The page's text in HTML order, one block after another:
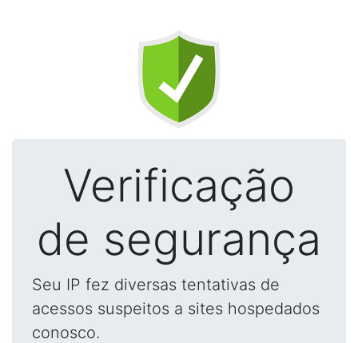
Verificação
de segurança
Seu IP fez diversas tentativas de
acessos suspeitos a sites hospedados
conosco.